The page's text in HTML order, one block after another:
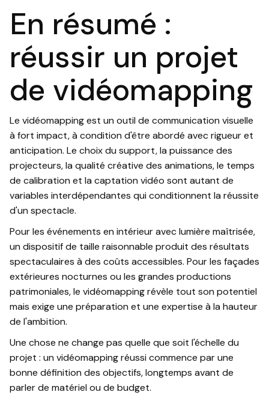
En résumé :
réussir un projet
de vidéomapping
Le vidéomapping est un outil de communication visuelle
à fort impact, à condition d'être abordé avec rigueur et
anticipation. Le choix du support, la puissance des
projecteurs, la qualité créative des animations, le temps
de calibration et la captation vidéo sont autant de
variables interdépendantes qui conditionnent la réussite
d'un spectacle.
Pour les événements en intérieur avec lumière maîtrisée,
un dispositif de taille raisonnable produit des résultats
spectaculaires à des coûts accessibles. Pour les façades
extérieures nocturnes ou les grandes productions
patrimoniales, le vidéomapping révèle tout son potentiel
mais exige une préparation et une expertise à la hauteur
de l'ambition.
Une chose ne change pas quelle que soit l'échelle du
projet : un vidéomapping réussi commence par une
bonne définition des objectifs, longtemps avant de
parler de matériel ou de budget.